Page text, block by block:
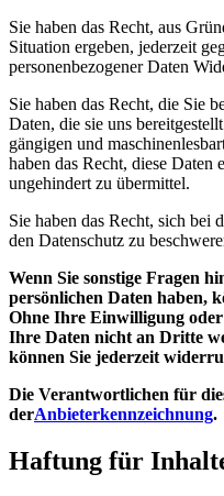
Sie haben das Recht, aus
Situation ergeben, jederzeit
personenbezogener Daten
Sie haben das Recht, die Sie
Daten, die sie uns
gängigen und
haben das Recht, diese Daten
ungehindert zu übermittel.
Sie haben das Recht, sich bei
den Datenschutz zu
Wenn Sie sonstige Fragen
persönlichen Daten haben,
Ohne Ihre Einwilligung
Ihre Daten nicht an Dritte
können Sie jederzeit
Die Verantwortlichen für
derAnbieterkennzeichnung.
Haftung für